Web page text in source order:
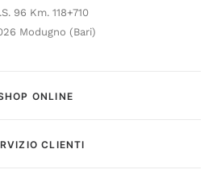
96 Km. 118+710
Modugno (Bari)
ONLINE
CLIENTI